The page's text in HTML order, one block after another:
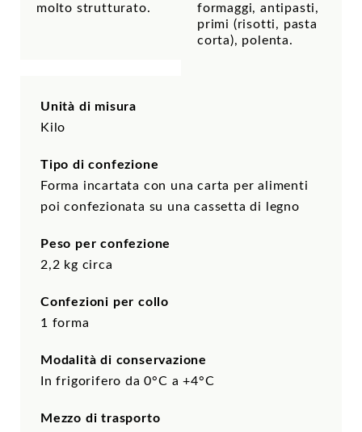
formaggi, antipasti,
primi (risotti, pasta
corta), polenta.
molto strutturato.
Unità di misura
Kilo
Tipo di confezione
Forma incartata con una carta per alimenti
poi confezionata su una cassetta di legno
Peso per confezione
2,2 kg circa
Confezioni per collo
1 forma
Modalità di conservazione
In frigorifero da 0°C a +4°C
Mezzo di trasporto